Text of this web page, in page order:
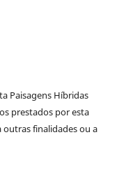
Paisagens Híbridas
prestados por esta
outras finalidades ou a